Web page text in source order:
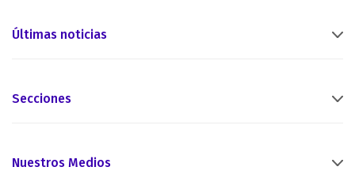
Últimas noticias
Secciones
Nuestros Medios